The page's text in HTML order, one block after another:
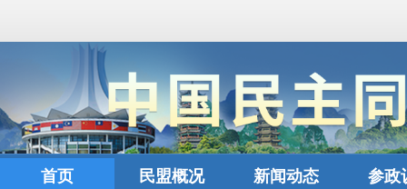
首页 民盟概况 新闻动态 参政